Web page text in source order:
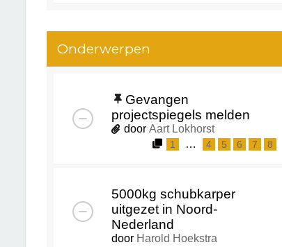
Onderwerpen
Gevangen
projectspiegels melden
door Aart Lokhorst
1 … 4 5 6 7 8
5000kg schubkarper
uitgezet in Noord-
Nederland
door Harold Hoekstra